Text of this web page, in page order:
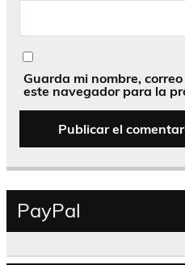
Guarda mi nombre,
este navegador para la
PayPal